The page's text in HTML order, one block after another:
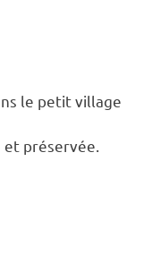
le petit village
et préservée.